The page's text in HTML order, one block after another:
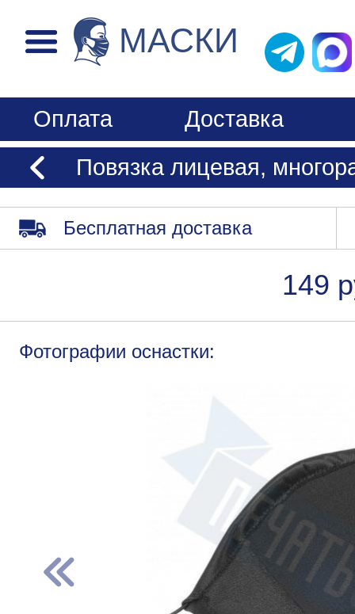
МАСКИ
Оплата
Доставка
Повязка лицевая,
Бесплатная доставка
149
Фотографии оснастки: